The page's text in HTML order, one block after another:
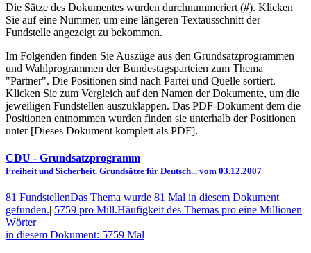
Die Sätze des Dokum­entes wurden durch­nummeriert (#). Klicken
Sie auf eine Nummer, um eine längeren Textausschnitt der
Fundstelle angezeigt zu bekommen.
Im Folgenden finden Sie Auszüge aus den Grundsatz­program­men
und Wahl­program­men der Bundes­tags­parteien zum Thema
"Partner". Die Posi­tionen sind nach Partei und Quelle sortiert.
Klicken Sie zum Vergleich auf den Namen der Dokumente, um die
jeweiligen Fundstellen aus­zu­klappen. Das PDF-Dokument dem die
Posi­tionen entnommen wurden finden sie unterhalb der Positionen
unter [Dieses Dokument komplett als PDF].
CDU - Grundsatzprogramm
Freiheit und Sicherheit. Grundsätze für Deutsch... vom 03.12.2007
81 FundstellenDas Thema wurde 81 Mal in diesem Dokument
gefunden.| 5759 pro Mill.Häufigkeit des Themas pro eine Millionen
Wörter
in diesem Dokument: 5759 Mal